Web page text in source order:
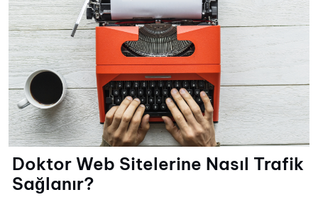
Doktor Web Sitelerine Nasıl Trafik
Sağlanır?